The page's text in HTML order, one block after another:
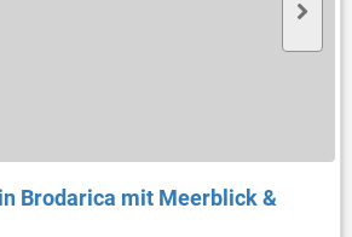
Brodarica mit Meerblick &